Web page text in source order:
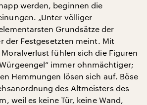
werden, beginnen die
„Unter völliger
Grundsätze der
der Festgesetzten meint. Mit
fühlen sich die Figuren
immer ohnmächtiger;
Hemmungen lösen sich auf. Böse
des Altmeisters des
weil es keine Tür, keine Wand,